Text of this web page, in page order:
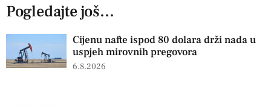
Pogledajte još...
Cijenu nafte ispod 80 dolara drži nada u
uspjeh mirovnih pregovora
6.8.2026